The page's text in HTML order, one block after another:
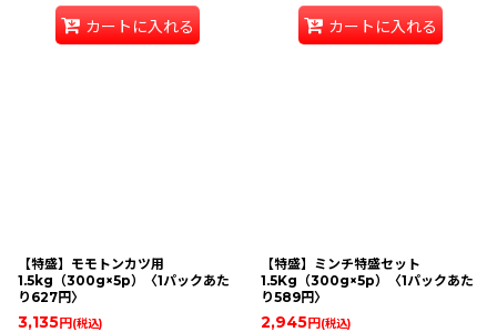
カートに入れる カートに入れる
【特盛】モモトンカツ用
1.5kg（300g×5p）〈1パックあた
り627円〉
3,135円 (税込)
【特盛】ミンチ特盛セット
1.5Kg（300g×5p）〈1パックあた
り589円〉
2,945円 (税込)